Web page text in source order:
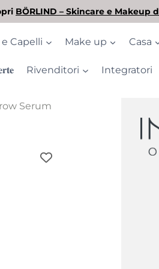
è arrivata! Scopri la nostra
Capelli Make up Casa
Rivenditori Integratori
Serum